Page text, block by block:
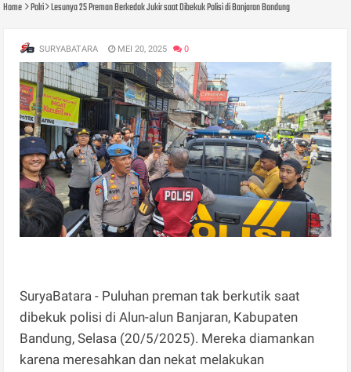
Home Polri Lesunya 25 Preman Berkedok Jukir saat Dibekuk Polisi di Banjaran Bandung
SURYABATARA MEI 20, 2025 0
SuryaBatara - Puluhan preman tak berkutik saat
dibekuk polisi di Alun-alun Banjaran, Kabupaten
Bandung, Selasa (20/5/2025). Mereka diamankan
karena meresahkan dan nekat melakukan